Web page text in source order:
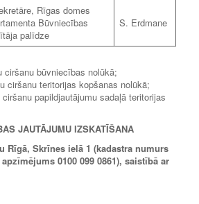
Rīgas domes
Būvniecības
palīdze
S. Erdmane
ciršanu būvniecības nolūkā;
ciršanu teritorijas kopšanas nolūkā;
papildjautājumu sadaļā teritorijas
JAUTĀJUMU IZSKATĪŠANA
Rīgā, Skrīnes ielā 1 (kadastra numurs
0100 099 0861), saistībā ar